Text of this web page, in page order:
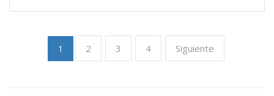
1 2 3 4 Siguiente